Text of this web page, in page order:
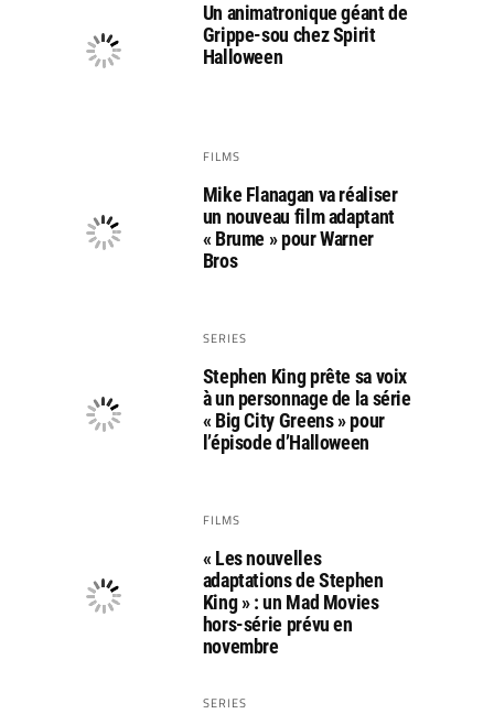
Un animatronique géant de
Grippe-sou chez Spirit
Halloween
FILMS
Mike Flanagan va réaliser
un nouveau film adaptant
« Brume » pour Warner
Bros
SERIES
Stephen King prête sa voix
à un personnage de la série
« Big City Greens » pour
l’épisode d’Halloween
FILMS
« Les nouvelles
adaptations de Stephen
King » : un Mad Movies
hors-série prévu en
novembre
SERIES